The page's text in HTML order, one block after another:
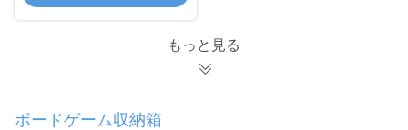
もっと見る
ボードゲーム収納箱